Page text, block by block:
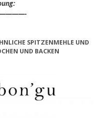
SPITZENMEHLE UND V
UND BACKEN